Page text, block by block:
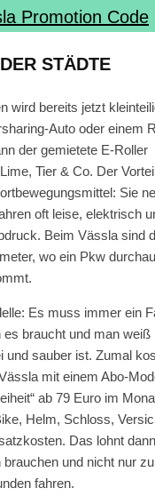
Promotion Code
STÄDTE
wird bereits jetzt
Auto oder einem
der gemietete E-Roller
Tier & Co. Der
Sie
oft leise, elektrisch
Beim Vässla sind
wo ein Pkw
Es muss immer ein
braucht und man weiß
und sauber ist. Zumal
mit einem Abo-
ab 79 Euro im
Helm, Schloss,
Das lohnt
und nicht nur
fahren.